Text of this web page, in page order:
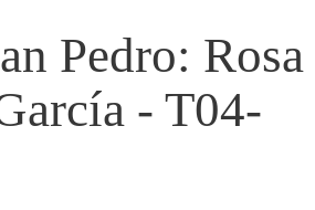
Pedro: Rosa
- T04-